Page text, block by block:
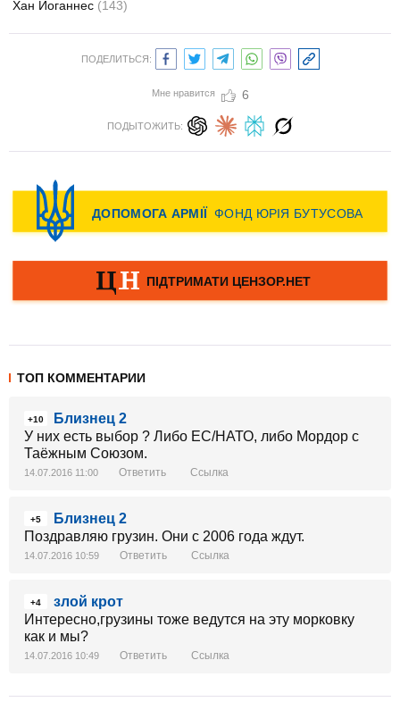
Хан Йоганнес (143)
ПОДЕЛИТЬСЯ:
Мне нравится 6
ПОДЫТОЖИТЬ:
ТОП КОММЕНТАРИИ
+10
Близнец 2
У них есть выбор ? Либо ЕС/НАТО, либо Мордор с
Таёжным Союзом.
14.07.2016 11:00 Ответить Ссылка
+5
Близнец 2
Поздравляю грузин. Они с 2006 года ждут.
14.07.2016 10:59 Ответить Ссылка
+4
злой крот
Интересно,грузины тоже ведутся на эту морковку
как и мы?
14.07.2016 10:49 Ответить Ссылка